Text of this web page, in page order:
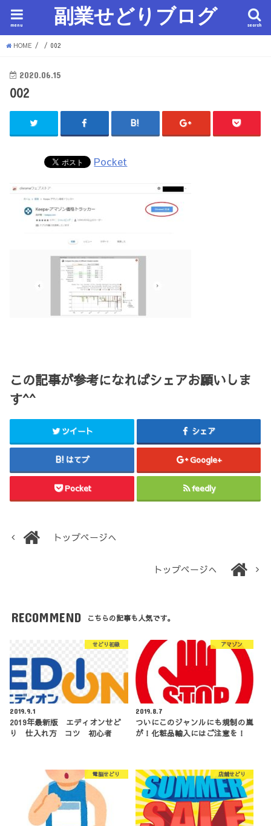
副業せどりブログ search
menu
HOME 002
2020.06.15
002
Pocket
この記事が参考になればシェアお願いしま
す^^
ツイート シェア
はてブ Google+
Pocket feedly
トップページへ
トップページへ
RECOMMEND こちらの記事も人気です。
せどり初級
2019.9.1
2019年最新版 エディオンせど
り 仕入れ方 コツ 初心者
アマゾン
2019.8.7
ついにこのジャンルにも規制の嵐
が！化粧品輸入にはご注意を！
電脳せどり 店舗せどり